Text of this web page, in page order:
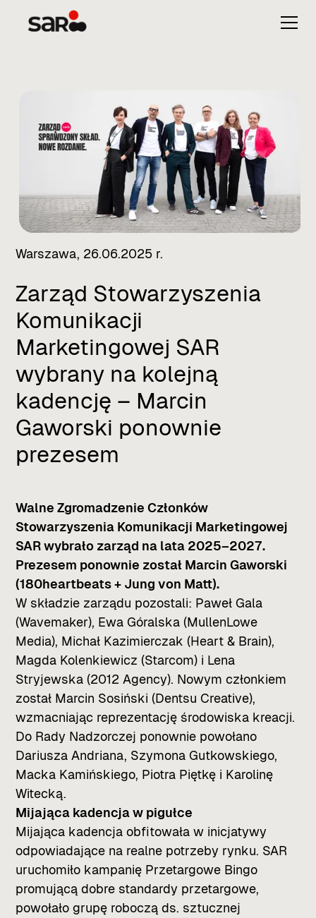
Warszawa, 26.06.2025 r.
Zarząd Stowarzyszenia
Komunikacji
Marketingowej SAR
wybrany na kolejną
kadencję – Marcin
Gaworski ponownie
prezesem
Walne Zgromadzenie Członków
Stowarzyszenia Komunikacji Marketingowej
SAR wybrało zarząd na lata 2025–2027.
Prezesem ponownie został Marcin Gaworski
(180heartbeats + Jung von Matt).
W składzie zarządu pozostali: Paweł Gala
(Wavemaker), Ewa Góralska (MullenLowe
Media), Michał Kazimierczak (Heart & Brain),
Magda Kolenkiewicz (Starcom) i Lena
Stryjewska (2012 Agency). Nowym członkiem
został Marcin Sosiński (Dentsu Creative),
wzmacniając reprezentację środowiska kreacji.
Do Rady Nadzorczej ponownie powołano
Dariusza Andriana, Szymona Gutkowskiego,
Macka Kamińskiego, Piotra Piętkę i Karolinę
Witecką.
Mijająca kadencja w pigułce
Mijająca kadencja obfitowała w inicjatywy
odpowiadające na realne potrzeby rynku. SAR
uruchomiło kampanię Przetargowe Bingo
promującą dobre standardy przetargowe,
powołało grupę roboczą ds. sztucznej